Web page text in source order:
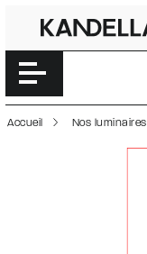
JIM |
Accéder directement
Accueil Nos luminaires